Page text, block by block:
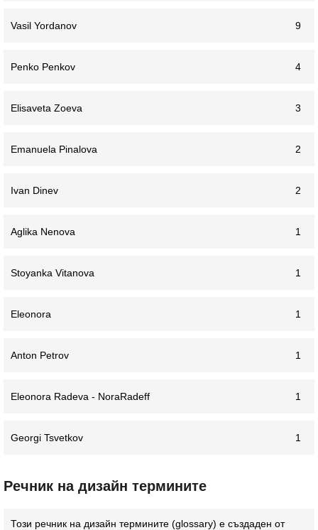
Vasil Yordanov 9
Penko Penkov 4
Elisaveta Zoeva 3
Emanuela Pinalova 2
Ivan Dinev 2
Aglika Nenova 1
Stoyanka Vitanova 1
Eleonora 1
Anton Petrov 1
Eleonora Radeva - NoraRadeff 1
Georgi Tsvetkov 1
Речник на дизайн термините
Този речник на дизайн термините (glossary) e създаден от